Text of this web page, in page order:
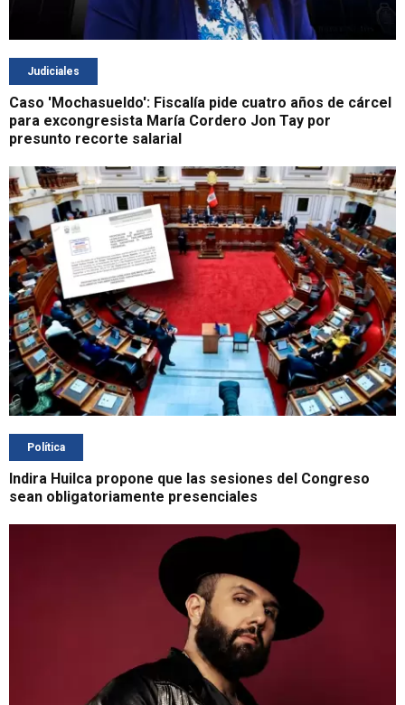
Judiciales
Caso 'Mochasueldo': Fiscalía pide cuatro años de cárcel
para excongresista María Cordero Jon Tay por
presunto recorte salarial
Política
Indira Huilca propone que las sesiones del Congreso
sean obligatoriamente presenciales